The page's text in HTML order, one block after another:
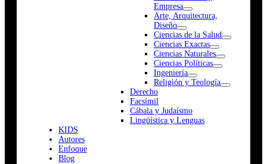
Empresa
Arte, Arquitectura,
Diseño
Ciencias de la Salud
Ciencias Exactas
Ciencias Naturales
Ciencias Políticas
Ingeniería
Religión y Teología
Derecho
Facsímil
Cábala y Judaísmo
Lingüística y Lenguas
KIDS
Autores
Enfoque
Blog